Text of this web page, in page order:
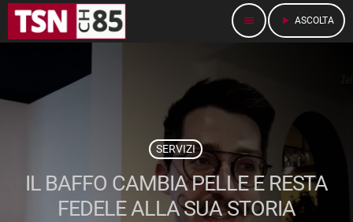
menu play_arrow ASCOLTA
SERVIZI
IL BAFFO CAMBIA PELLE E RESTA
FEDELE ALLA SUA STORIA